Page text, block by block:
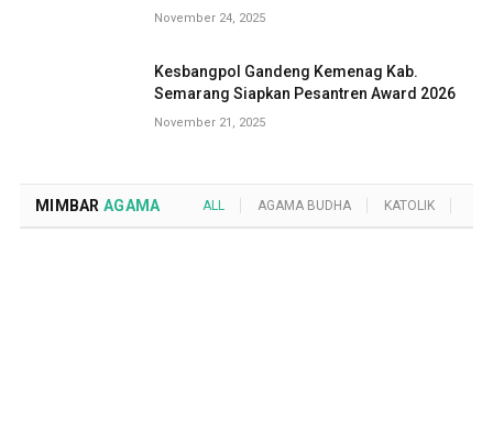
November 24, 2025
Kesbangpol Gandeng Kemenag Kab.
Semarang Siapkan Pesantren Award 2026
November 21, 2025
MIMBAR AGAMA ALL AGAMA BUDHA KATOLIK